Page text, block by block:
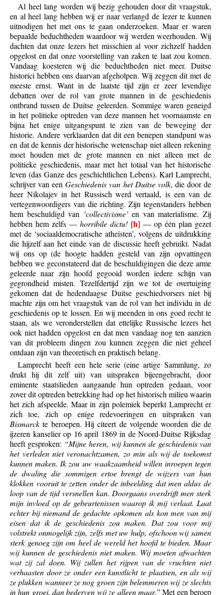
Al heel lang worden wij bezig gehouden door dit vraagstuk,
en al heel lang hebben wij er naar verlangd de lezer te kunnen
uitnodigen het met ons te gaan onderzoeken. Maar er waren
bepaalde beduchtheden waardoor wij werden weerhouden. Wij
dachten dat onze lezers het misschien al voor zichzelf hadden
opgelost en dat onze voorstelling van zaken te laat zou komen.
Vandaag koesteren wij die beduchtheden niet meer. Duitse
historici hebben ons daarvan afgeholpen. Wij zeggen dit met de
meeste ernst. Want in de laatste tijd zijn er zeer levendige
debatten over de rol van grote mannen in de geschiedenis
ontbrand tussen de Duitse geleerden. Sommige waren geneigd
in het politieke optreden van deze mannen het voornaamste en
bijna het enige uitgangspunt te zien van de beweging der
historie. Andere verklaarden dat dit een benepen standpunt was
en dat de kennis der historische wetenschap niet alleen rekening
moet houden met de grote mannen en niet alleen met de
politieke geschiedenis, maar met het totaal van het historische
leven (das Ganze des geschichtlichen Lebens). Karl Lamprecht,
schrijver van eenGeschiedenis van het Duitse volk, die door de
heer Nikolajev in het Russisch werd vertaald, is een van de
vertegenwoordigers van die richting. Zijn tegenstanders hebben
hem beschuldigd van ‘collectivisme’en van materialisme. Zij
hebben hem zelfs —horribile dictu! [h] — op één plan gezet
met de ‘sociaaldemocratische atheïsten’, volgens de uitdrukking
die hijzelf aan het einde van de discussie heeft gebruikt. Nadat
wij ons op (de hoogte hadden gesteld van zijn opvattingen
hebben we geconstateerd dat de beschuldigingen die deze arme
geleerde naar zijn hoofd gegooid worden iedere schijn van
gegrondheid misten. Tezelfdertijd zijn we tot de overtuiging
gekomen dat de hedendaagse Duitse geschiedvorsers niet bij
machte zijn om het vraagstuk van de rol van het individu in de
geschiedenis op te lossen. En wij meenden in ons goed recht te
staan, als we veronderstellen dat ettelijke Russische lezers het
ook niet hadden opgelost en dat men vandaag nog ten aanzien
van dit probleem dingen zou kunnen zeggen die niet geheel
ontdaan zijn van theoretisch en praktisch belang.
Lamprecht heeft een hele serie (eine artige Sammlung, zo
drukt hij dit zelf uit) van uitspraken bijeengebracht, door
eminente staatslieden aangaande hun optreden gedaan, voor
zover dit optreden betrekking had op het historisch milieu waarin
het zich afspeelde. Maar in zijn polemiek beperkt Lamprecht er
zich toe, zich op enige redevoeringen en uitspraken van
Bismarck te beroepen. Hij citeert de volgende woorden die de
ijzeren kanselier op 16 april 1869 in de Noord-Duitse Rijksdag
heeft gesproken: “Mijne heren, wij kunnen de geschiedenis van
het verleden niet veronachtzamen, zo min als wij de toekomst
kunnen maken. Ik zou uw waakzaamheid willen inroepen tegen
de dwaling die sommigen ertoe brengt de wijzers van hun
klokken vooruit te zetten onder de inbeelding dat men aldus de
loop van de tijd versnellen kan. Doorgaans overdrijft men sterk
mijn invloed op de gebeurtenissen waarop ik mij verlaat. Laat
echter bij niemand de gedachte opkomen als kon men van mij
eisen dat ik de geschiedenis zou maken. Dat zou voor mij
volstrekt onmogelijk zijn, zelfs met uw hulp, ofschoon wij samen
sterk genoeg zijn om heel de wereld het hoofd te bieden. Maar
wij kunnen de geschiedenis niet maken. Wij moeten afwachten
wat zij zal doen. Wij zullen het rijpen van de vruchten niet
verhaasten door ze onder een kunstlicht te plaatsen, en als wij
ze plukken wanneer ze nog groen zijn belemmeren wij ze slechts
in hun groei, dan bederven wij ze alleen maar.” Met een beroep